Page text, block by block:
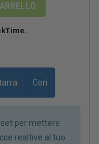
Cori
per mettere
realtive al tuo